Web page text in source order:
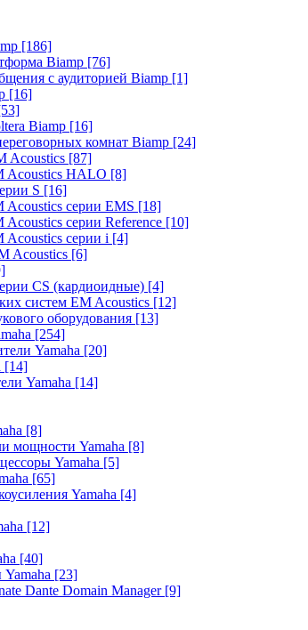
[186]
Biamp [76]
с аудиторией Biamp [1]
[16]
Biamp [16]
комнат Biamp [24]
Acoustics [87]
Acoustics HALO [8]
S [16]
Acoustics серии EMS [18]
серии Reference [10]
Acoustics серии i [4]
Acoustics [6]
CS (кардиоидные) [4]
систем EM Acoustics [12]
оборудования [13]
[254]
Yamaha [20]
[14]
Yamaha [14]
[8]
мощности Yamaha [8]
Yamaha [5]
[65]
Yamaha [4]
[12]
[40]
[23]
Dante Domain Manager [9]